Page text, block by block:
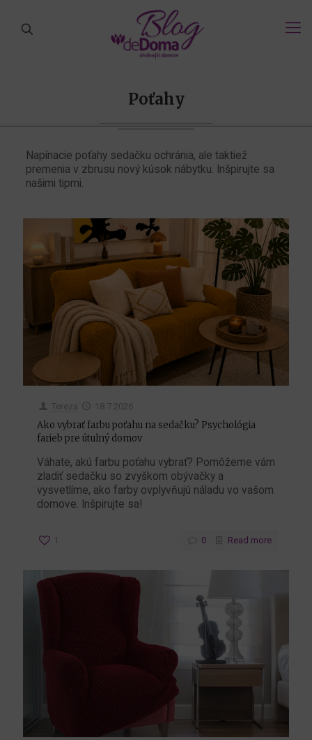
Poťahy
Napínacie poťahy sedačku ochránia, ale taktiež
premenia v zbrusu nový kúsok nábytku. Inšpirujte sa
našimi tipmi.
Tereza 18.7.2026
Ako vybrať farbu poťahu na sedačku? Psychológia
farieb pre útulný domov
Váhate, akú farbu poťahu vybrať? Pomôžeme vám
zladiť sedačku so zvyškom obývačky a
vysvetlíme, ako farby ovplyvňujú náladu vo vašom
domove. Inšpirujte sa!
1 0 Read more